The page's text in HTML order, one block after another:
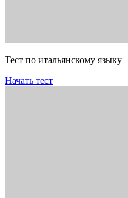
Тест по итальянскому языку
Начать тест